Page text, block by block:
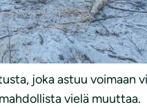
tukitoimia.
siirtää
joka astuu voimaan
vielä muuttaa.